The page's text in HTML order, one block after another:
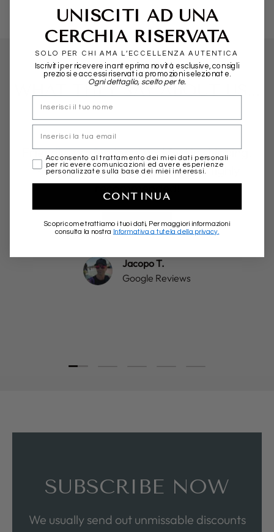
WHAT THEY SAY ABOUT US...
Friendly, professional and fast in shipping.
More than positive experience. Highly
recommended!
★★★★★
Jacopo T.
Google Reviews
SUBSCRIBE NOW
We usually send out unmissable discounts
UNISCITI AD UNA
CERCHIA RISERVATA
SOLO PER CHI AMA L’ECCELLENZA AUTENTICA
Iscriviti per ricevere in anteprima novità esclusive, consigli
preziosi e accessi riservati a promozioni selezionate.
Ogni dettaglio, scelto per te.
nome
Email
marketing
Acconsento al trattamento dei miei dati personali
per ricevere comunicazioni ed avere esperienze
personalizzate sulla base dei miei interessi.
CONTINUA
Scopri come trattiamo i tuoi dati, Per maggiori informazioni
consulta la nostra Informativa a tutela della privacy.